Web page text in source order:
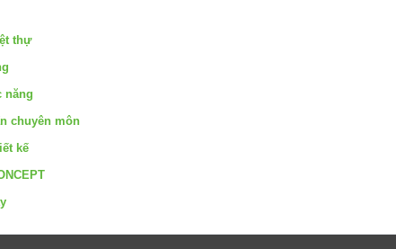
thự
năng
chuyên môn
kế